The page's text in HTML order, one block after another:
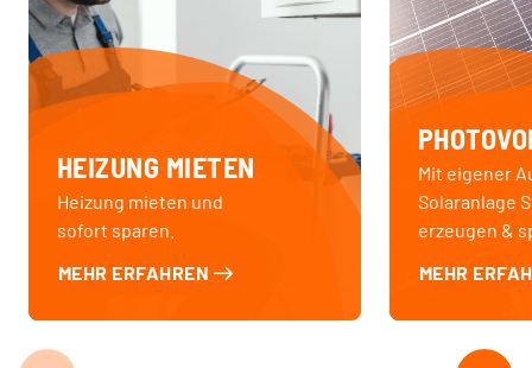
HEIZUNG MIETEN
Heizung mieten und
sofort sparen.
MEHR ERFAHREN
Mit eigener
Solaranlage
erzeugen &
MEHR